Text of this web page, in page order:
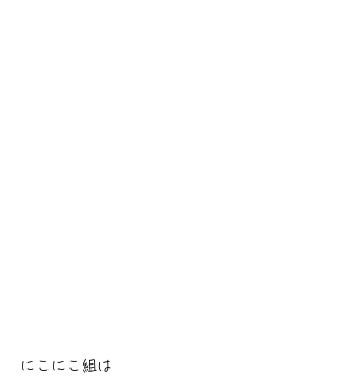
にこにこ組は